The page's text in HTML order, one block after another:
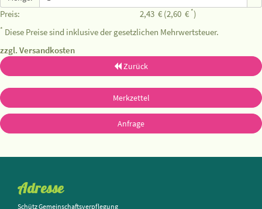
Preis: 2,43 € (2,60 € *)
* Diese Preise sind inklusive der gesetzlichen Mehrwertsteuer.
zzgl. Versandkosten
Zurück
Merkzettel
Anfrage
Adresse
Schütz Gemeinschaftsverpflegung